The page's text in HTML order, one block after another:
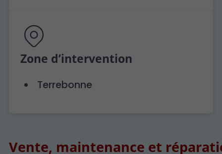
Zone d’intervention
Terrebonne
Vente, maintenance et